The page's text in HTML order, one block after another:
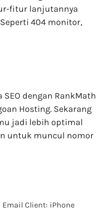
fitur lanjutannya
404 monitor,
dengan RankMath
Hosting. Sekarang
jadi lebih optimal
untuk muncul nomor
Client: iPhone